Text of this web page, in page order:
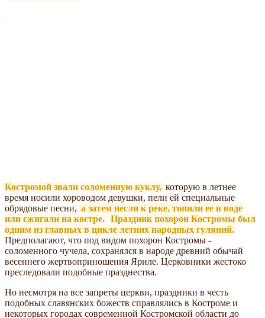
Костромой звали соломенную куклу, которую в летнее
время носили хороводом девушки, пели ей специальные
обрядовые песни, а затем несли к реке, топили ее в воде
или сжигали на костре. Праздник похорон Костромы был
одним из главных в цикле летних народных гуляний.
Предполагают, что под видом похорон Костромы -
соломенного чучела, сохранялся в народе древний обычай
весеннего жертвоприношения Яриле. Церковники жестоко
преследовали подобные празднества.
Но несмотря на все запреты церкви, праздники в честь
подобных славянских божеств справлялись в Костроме и
некоторых городах современной Костромской области до